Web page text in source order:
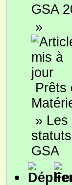
GSA
»
Prêts
» Les
GSA